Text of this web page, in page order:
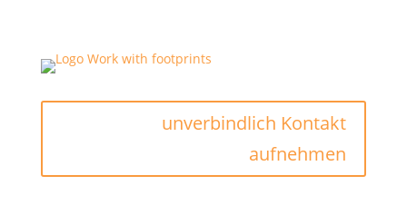
unverbindlich Kontakt
aufnehmen